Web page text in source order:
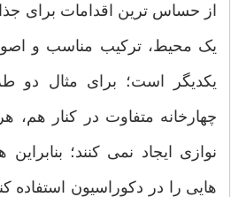
از حساس ترین اقدامات برای
یک محیط، ترکیب مناسب و
چهارخانه متفاوت در کنار هم،
نوازی ایجاد نمی کنند؛
هایی را در دکوراسیون استفاده